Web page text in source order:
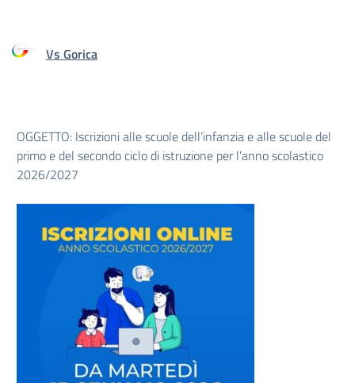
Vs Gorica
OGGETTO: Iscrizioni alle scuole dell’infanzia e alle scuole del
primo e del secondo ciclo di istruzione per l’anno scolastico
2026/2027